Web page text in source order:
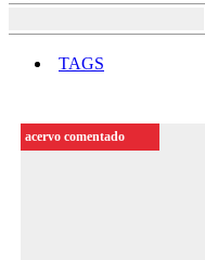
TAGS
acervo comentado